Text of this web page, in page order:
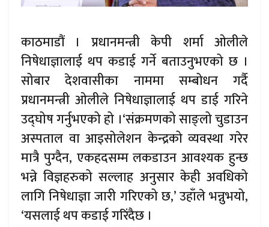
काठमाडौं । प्रधानमन्त्री केपी शर्मा ओलीले
निषेधाज्ञालाई थप कडाई गर्ने बताउनुभएको छ ।
सोबार देशवासीका नाममा सम्बोधन गर्दै
प्रधानमन्त्री ओलीले निषेधाज्ञालाई थप डाई गरिने
उद्घोष गर्नुभएको हो ।‘संक्रमणको साङ्लो चुडाउन
अस्पताल वा आइसोलेशन केन्द्रको व्यवस्था गरेर
मात्रै पुग्दैन, एकहदसम्म लकडाउन आवश्यक हुन्छ
भन्ने विज्ञहरुको सल्लाह अनुसार केही अवधिको
लागि निषेधाज्ञा जारी गरिएको छ,’ उहाँले भन्नुभयो,
‘यसलाई थप कडाई गरिंदैछ ।